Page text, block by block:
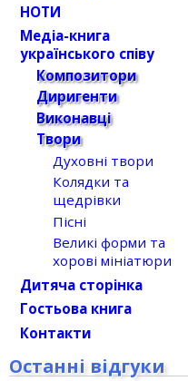
НОТИ
Медіа-книга
українського співу
Композитори
Диригенти
Виконавці
Твори
Духовні твори
Колядки та
щедрівки
Пісні
Великі форми та
хорові мініатюри
Дитяча сторінка
Гостьова книга
Контакти
Останні відгуки